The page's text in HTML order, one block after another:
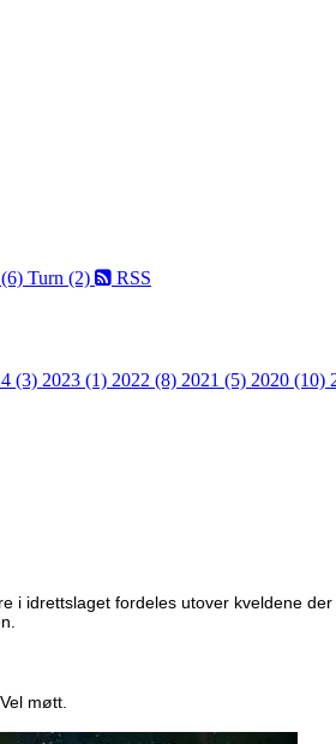
Turn (2) RSS
(3) 2023 (1) 2022 (8) 2021 (5) 2020 (10)
i idrettslaget fordeles utover kveldene
møtt.